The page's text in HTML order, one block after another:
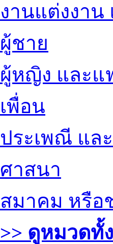
งานแต่งงาน
ผู้ชาย
ผู้หญิง และ
เพื่อน
ประเพณี แล
ศาสนา
สมาคม หรือ
>> ดูหมวดทั้